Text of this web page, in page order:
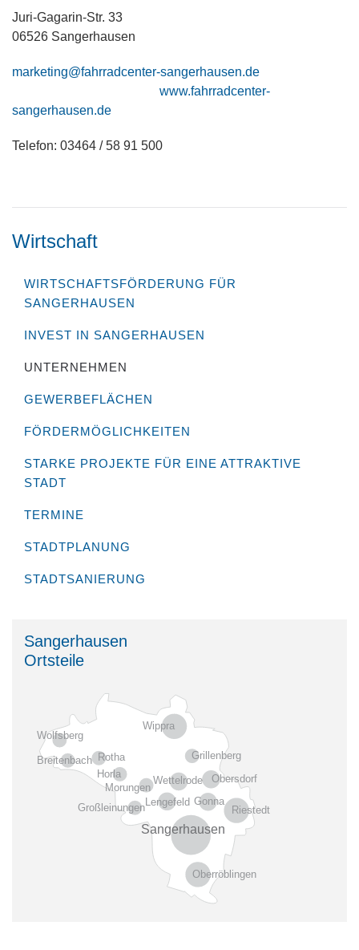
Juri-Gagarin-Str. 33
06526 Sangerhausen
marketing@fahrradcenter-sangerhausen.de
www.fahrradcenter-
sangerhausen.de
Telefon: 03464 / 58 91 500
Wirtschaft
WIRTSCHAFTSFÖRDERUNG FÜR
SANGERHAUSEN
INVEST IN SANGERHAUSEN
UNTERNEHMEN
GEWERBEFLÄCHEN
FÖRDERMÖGLICHKEITEN
STARKE PROJEKTE FÜR EINE ATTRAKTIVE
STADT
TERMINE
STADTPLANUNG
STADTSANIERUNG
Sangerhausen
Ortsteile
Riestedt
Gonna
Obersdorf
Grillenberg
Wippra
Wolfsberg
Rotha
Breitenbach
Horla
Morungen
Wettelrode
Lengefeld
Großleinungen
Sangerhausen
Oberröblingen